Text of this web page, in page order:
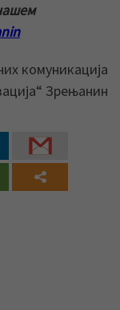
комуникација
Зрењанин